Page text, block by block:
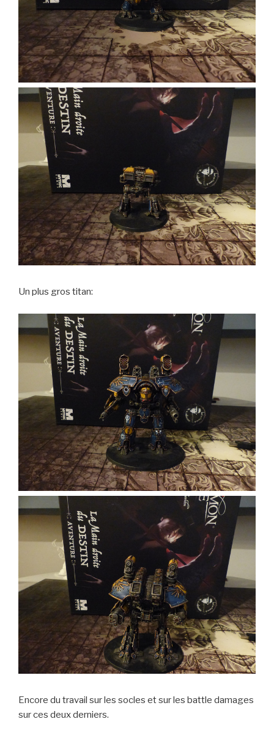
Un plus gros titan:
Encore du travail sur les socles et sur les battle damages
sur ces deux derniers.